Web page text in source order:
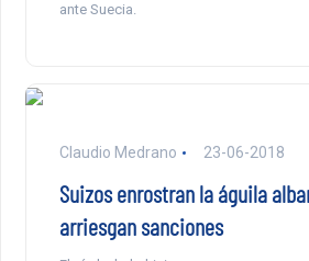
ante Suecia.
Claudio Medrano 23-06-2018
Suizos enrostran la águila
arriesgan sanciones